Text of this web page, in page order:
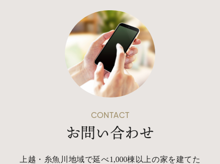
CONTACT
お問い合わせ
上越・糸魚川地域で延べ1,000棟以上の家を建てた